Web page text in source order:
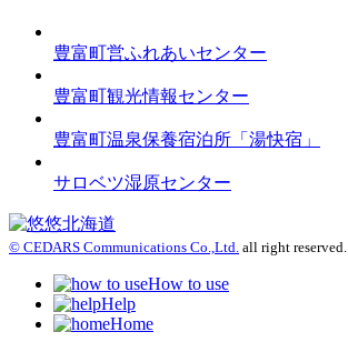
豊富町営ふれあいセンター
豊富町観光情報センター
豊富町温泉保養宿泊所「湯快宿」
サロベツ湿原センター
© CEDARS Communications Co.,Ltd. all right reserved.
How to use
Help
Home